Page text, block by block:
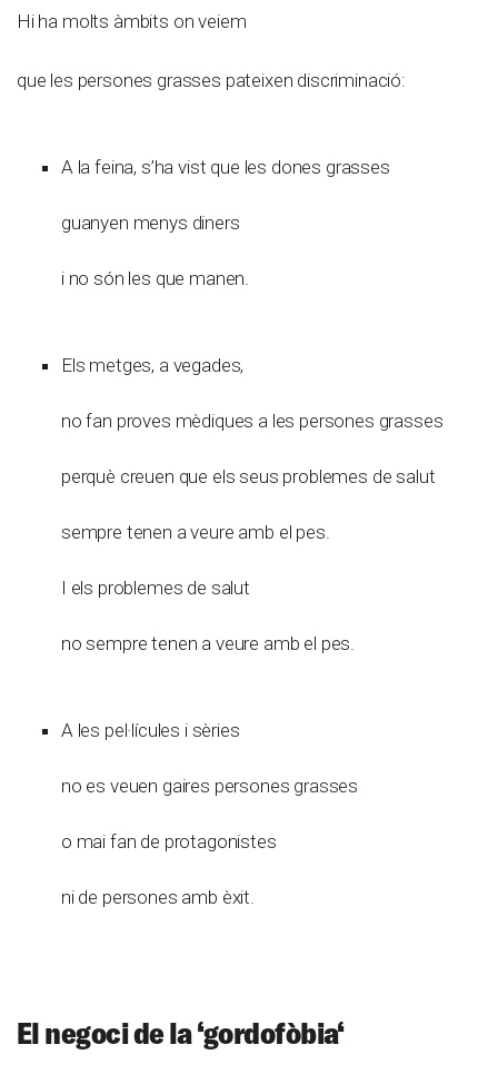
Hi ha molts àmbits on veiem
que les persones grasses pateixen discriminació:
A la feina, s’ha vist que les dones grasses
guanyen menys diners
i no són les que manen.
Els metges, a vegades,
no fan proves mèdiques a les persones grasses
perquè creuen que els seus problemes de salut
sempre tenen a veure amb el pes.
I els problemes de salut
no sempre tenen a veure amb el pes.
A les pel·lícules i sèries
no es veuen gaires persones grasses
o mai fan de protagonistes
ni de persones amb èxit.
El negoci de la ‘gordofòbia‘